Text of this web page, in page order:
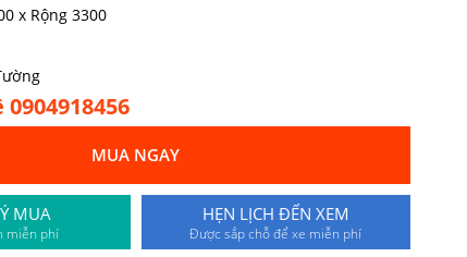
x Rộng 3300
MUA NGAY
MUA
miễn phí
HẸN LỊCH ĐẾN XEM
Được sắp chỗ để xe miễn phí